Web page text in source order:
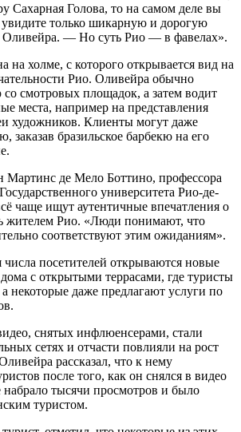
Сахарная Голова, то на самом деле вы
только шикарную и дорогую
Оливейра. — Но суть Рио — в фавелах».
на холме, с которого открывается вид на
Рио. Оливейра обычно
со смотровых площадок, а затем водит
места, например на представления
художников. Клиенты могут даже
заказав бразильское барбекю на его
Мартинс де Мело Боттино, профессора
университета Рио-де-
чаще ищут аутентичные впечатления о
жителем Рио. «Люди понимают, что
соответствуют этим ожиданиям».
посетителей открываются новые
с открытыми террасами, где туристы
некоторые даже предлагают услуги по
снятых инфлюенсерами, стали
сетях и отчасти повлияли на рост
рассказал, что к нему
после того, как он снялся в видео
набрало тысячи просмотров и было
туристом.